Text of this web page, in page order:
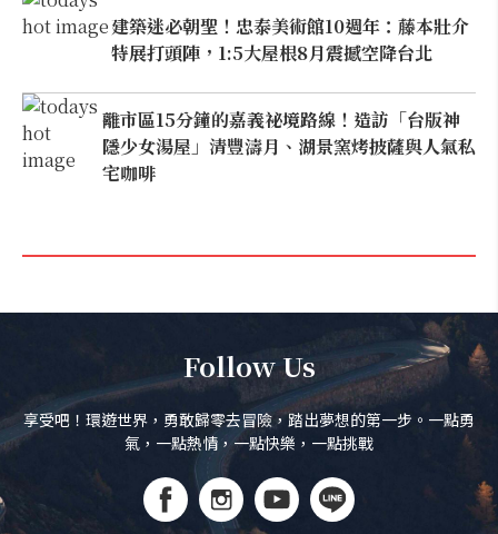
建築迷必朝聖！忠泰美術館10週年：藤本壯介
特展打頭陣，1:5大屋根8月震撼空降台北
離市區15分鐘的嘉義祕境路線！造訪「台版神
隱少女湯屋」清豐濤月、湖景窯烤披薩與人氣私
宅咖啡
Follow Us
享受吧！環遊世界，勇敢歸零去冒險，踏出夢想的第一步。一點勇
氣，一點熱情，一點快樂，一點挑戰